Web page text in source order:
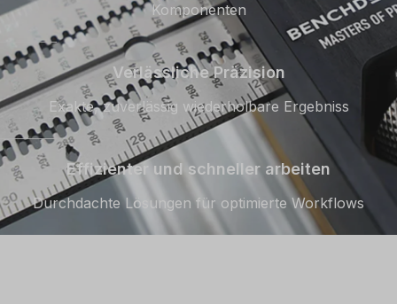
Komponenten
Verlässliche Präzision
Exakte, zuverlässig wiederholbare Ergebniss
Effizienter und schneller arbeiten
Durchdachte Lösungen für optimierte Workflows